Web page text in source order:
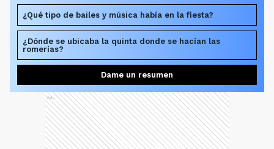
¿Qué tipo de bailes y música había en la fiesta?
¿Dónde se ubicaba la quinta donde se hacían las
romerías?
Dame un resumen
Ads